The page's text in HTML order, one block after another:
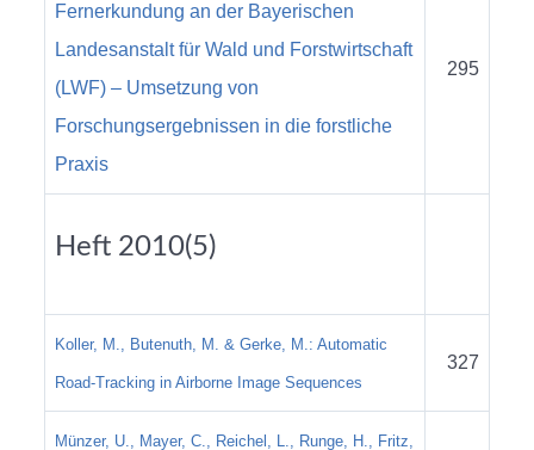
Fernerkundung an der Bayerischen
Landesanstalt für Wald und Forstwirtschaft
(LWF) – Umsetzung von
Forschungsergebnissen in die forstliche
Praxis
295
Heft 2010(5)
Koller, M., Butenuth, M. & Gerke, M.: Automatic
Road-Tracking in Airborne Image Sequences
327
Münzer, U., Mayer, C., Reichel, L., Runge, H., Fritz,